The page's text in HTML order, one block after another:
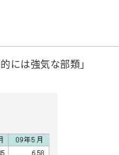
には強気な部類」